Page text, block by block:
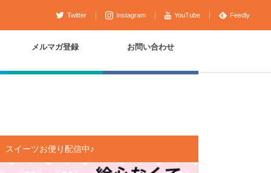
Twitter Instagram YouTube Feedly
メルマガ登録 お問い合わせ
スイーツお便り配信中♪